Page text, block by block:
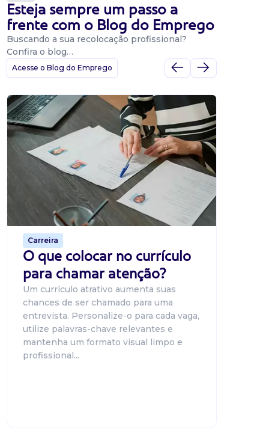
Esteja sempre um passo a
frente com o Blog do Emprego
Buscando a sua recolocação profissional?
Confira o blog…
Acesse o Blog do Emprego
Carreira
O que colocar no currículo
para chamar atenção?
Um currículo atrativo aumenta suas
chances de ser chamado para uma
entrevista. Personalize-o para cada vaga,
utilize palavras-chave relevantes e
mantenha um formato visual limpo e
profissional...